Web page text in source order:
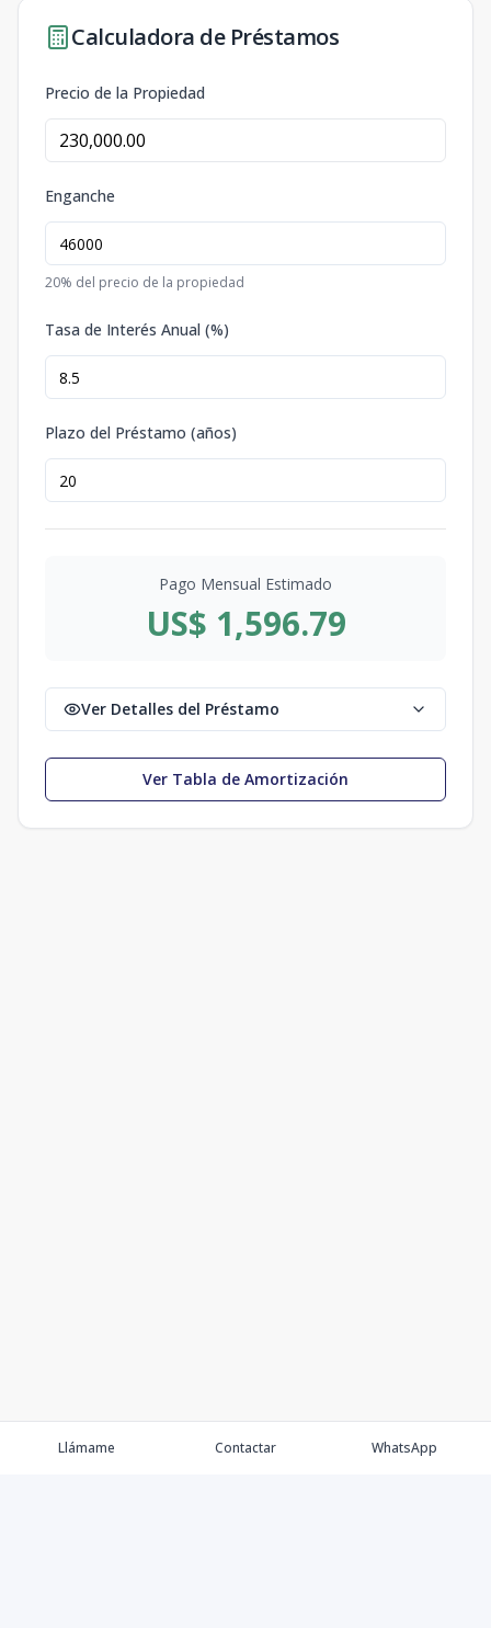
Calculadora de Préstamos
Precio de la Propiedad
Enganche
20% del precio de la propiedad
Tasa de Interés Anual (%)
Plazo del Préstamo (años)
Pago Mensual Estimado
US$ 1,596.79
Ver Detalles del Préstamo
Ver Tabla de Amortización
Llámame Contactar WhatsApp